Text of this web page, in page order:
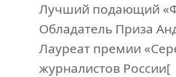
Лучший подающий
Обладатель Приза
Лауреат премии
журналистов России[